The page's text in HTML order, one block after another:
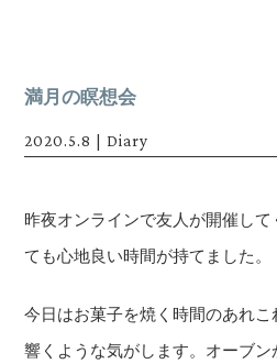
満月の瞑想会
2020.5.8 Diary
昨夜オンラインで友人が開催し
ても心地良い時間が持てました。
今日はお菓子を焼く時間のあれ
響くような気がします。オーブ